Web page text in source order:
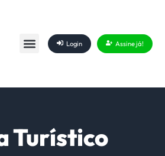
Login Assine já!
Turístico